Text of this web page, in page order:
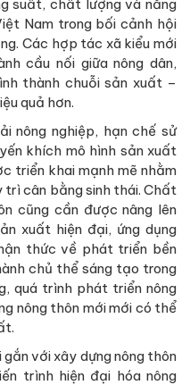
suất, chất lượng và năng
Nam trong bối cảnh hội
Các hợp tác xã kiểu mới
cầu nối giữa nông dân,
thành chuỗi sản xuất –
quả hơn.
nông nghiệp, hạn chế sử
khích mô hình sản xuất
triển khai mạnh mẽ nhằm
trì cân bằng sinh thái. Chất
cũng cần được nâng lên
xuất hiện đại, ứng dụng
thức về phát triển bền
chủ thể sáng tạo trong
quá trình phát triển nông
nông thôn mới mới có thể
với xây dựng nông thôn
trình hiện đại hóa nông